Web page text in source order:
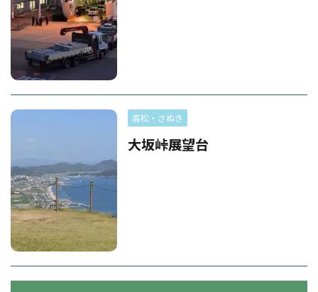
高松・さぬき
大坂峠展望台